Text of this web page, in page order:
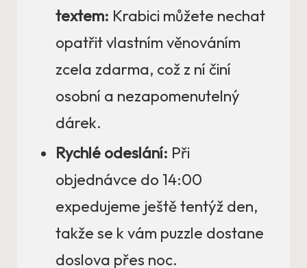
textem: Krabici můžete nechat
opatřit vlastním věnováním
zcela zdarma, což z ní činí
osobní a nezapomenutelný
dárek.
Rychlé odeslání: Při
objednávce do 14:00
expedujeme ještě tentýž den,
takže se k vám puzzle dostane
doslova přes noc.